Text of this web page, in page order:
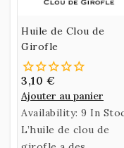
Huile de Clou de
Girofle
3,10 €
Ajouter au panier
Availability: 9 In
L’huile de clou de